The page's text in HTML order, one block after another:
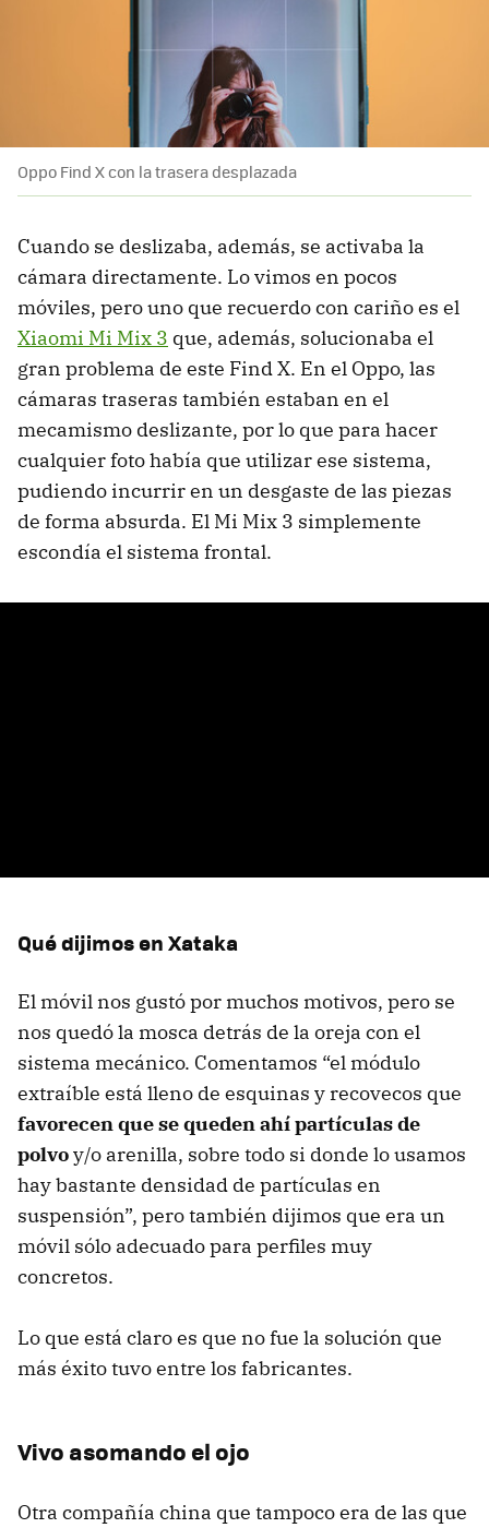
Oppo Find X con la trasera desplazada
Cuando se deslizaba, además, se activaba la
cámara directamente. Lo vimos en pocos
móviles, pero uno que recuerdo con cariño es el
Xiaomi Mi Mix 3 que, además, solucionaba el
gran problema de este Find X. En el Oppo, las
cámaras traseras también estaban en el
mecamismo deslizante, por lo que para hacer
cualquier foto había que utilizar ese sistema,
pudiendo incurrir en un desgaste de las piezas
de forma absurda. El Mi Mix 3 simplemente
escondía el sistema frontal.
Qué dijimos en Xataka
El móvil nos gustó por muchos motivos, pero se
nos quedó la mosca detrás de la oreja con el
sistema mecánico. Comentamos “el módulo
extraíble está lleno de esquinas y recovecos que
favorecen que se queden ahí partículas de
polvoy/o arenilla, sobre todo si donde lo usamos
hay bastante densidad de partículas en
suspensión”, pero también dijimos que era un
móvil sólo adecuado para perfiles muy
concretos.
Lo que está claro es que no fue la solución que
más éxito tuvo entre los fabricantes.
Vivo asomando el ojo
Otra compañía china que tampoco era de las que